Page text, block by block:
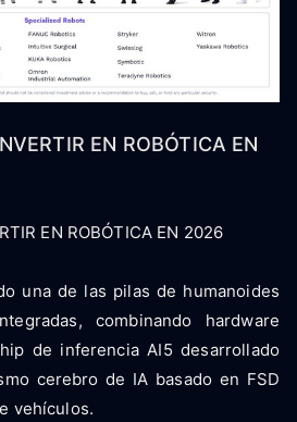
EN ROBÓTICA EN
EN ROBÓTICA EN 2026
una de las pilas de humanoides
combinando hardware
de inferencia AI5 desarrollado
cerebro de IA basado en FSD
vehículos.